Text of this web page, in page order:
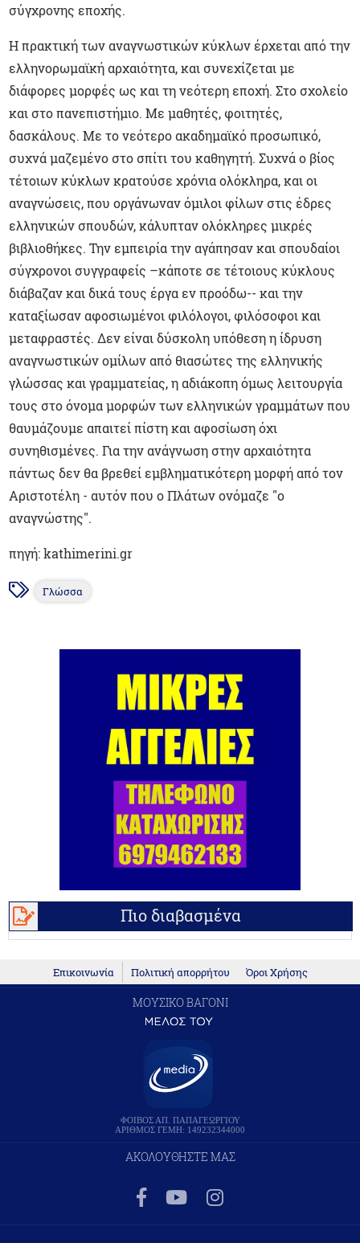
σύγχρονης εποχής.
Η πρακτική των αναγνωστικών κύκλων έρχεται από την
ελληνορωμαϊκή αρχαιότητα, και συνεχίζεται με
διάφορες μορφές ως και τη νεότερη εποχή. Στο σχολείο
και στο πανεπιστήμιο. Με μαθητές, φοιτητές,
δασκάλους. Με το νεότερο ακαδημαϊκό προσωπικό,
συχνά μαζεμένο στο σπίτι του καθηγητή. Συχνά ο βίος
τέτοιων κύκλων κρατούσε χρόνια ολόκληρα, και οι
αναγνώσεις, που οργάνωναν όμιλοι φίλων στις έδρες
ελληνικών σπουδών, κάλυπταν ολόκληρες μικρές
βιβλιοθήκες. Την εμπειρία την αγάπησαν και σπουδαίοι
σύγχρονοι συγγραφείς –κάποτε σε τέτοιους κύκλους
διάβαζαν και δικά τους έργα εν προόδω-- και την
καταξίωσαν αφοσιωμένοι φιλόλογοι, φιλόσοφοι και
μεταφραστές. Δεν είναι δύσκολη υπόθεση η ίδρυση
αναγνωστικών ομίλων από θιασώτες της ελληνικής
γλώσσας και γραμματείας, η αδιάκοπη όμως λειτουργία
τους στο όνομα μορφών των ελληνικών γραμμάτων που
θαυμάζουμε απαιτεί πίστη και αφοσίωση όχι
συνηθισμένες. Για την ανάγνωση στην αρχαιότητα
πάντως δεν θα βρεθεί εμβληματικότερη μορφή από τον
Αριστοτέλη - αυτόν που ο Πλάτων ονόμαζε "ο
αναγνώστης".
πηγή: kathimerini.gr
Γλώσσα
Πιο διαβασμένα
Επικοινωνία Πολιτική απορρήτου Όροι Χρήσης
ΜΟΥΣΙΚΟ ΒΑΓΟΝΙ
ΦΟΙΒΟΣ ΑΠ. ΠΑΠΑΓΕΩΡΓΙΟΥ
ΑΡΙΘΜΟΣ ΓΕΜΗ: 149232344000
ΑΚΟΛΟΥΘΗΣΤΕ ΜΑΣ